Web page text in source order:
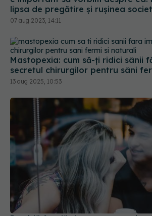
Mastopexia: cum să-ți ridici sânii
secretul chirurgilor pentru sâni
13 aug 2025, 10:53
Partidă fatală de sex: companie
de moartea unui angajat